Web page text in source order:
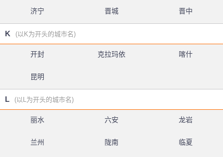
济宁 晋城 晋中
K (以K为开头的城市名)
开封 克拉玛依 喀什
昆明
L (以L为开头的城市名)
丽水 六安 龙岩
兰州 陇南 临夏